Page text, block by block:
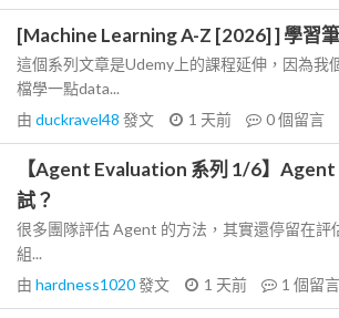
[Machine Learning A-Z [2026] ] 學習
這個系列文章是Udemy上的課程延伸，因為我
檔學一點data...
由 duckravel48 發文 1 天前 0個留言
【Agent Evaluation 系列 1/6】Agent
試？
很多團隊評估 Agent 的方法，其實還停留在評
組...
由 hardness1020發文 1 天前 1 個留言